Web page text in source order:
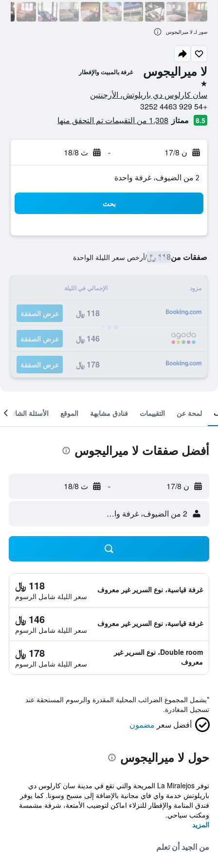
لا ميراليجوس غرفة بالمبيت والإفطار
نجمة واحدة
سان كارلوس دي باريلوتش، الأرجنتين
+54 929 4463 3252
8.5 ممتاز 1,308 من التقييمات تم التحقق منها
ن 17/8 - ث 18/8
2 من الضيوف، غرفة واحدة
بحث
صفقات من118 ﷼ /أرخص سعر الليلة الواحدة
مزود الإجمالي في الليلة
118 ﷼ عرض الصفقة
146 ﷼ عرض الصفقة
178 ﷼ عرض الصفقة
صور لـ لا ميراليجوس
لمحة عن التقييمات فنادق مشابهة الموقع الأسئلة الشائعة
أفضل صفقات لا ميراليجوس
ن 17/8 - ث 18/8
2 من الضيوف، غرفة واحدة
غرفة قياسية، نوع السرير غير معروف 118 ﷼
سعر الليلة شامل الرسوم
غرفة قياسية، نوع السرير غير معروف 146 ﷼
سعر الليلة شامل الرسوم
Double room، نوع السرير غير
معروف
178 ﷼
سعر الليلة شامل الرسوم
*يشمل المجموع الضرائب المحلية المقدرة والرسوم المستحقة عند
تسجيل المغادرة.
أفضل سعر مضمون
حول لا ميراليجوس
توفر La Miralejos المريحة والتي تقع في مدينة سان كارلوس دي
باريلوتش خدمة واي فاي مجانية بالإضافة إلى مسبح وسونا. كما يوفر
فندق المنامة والإفطار للنزلاء اماكن لتوضيب الأمتعة، شرفة مشمسة
ومكتب سياحي.
المزيد
من الجيد أن تعلم